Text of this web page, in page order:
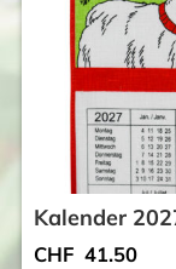
Kalender
CHF 41.50